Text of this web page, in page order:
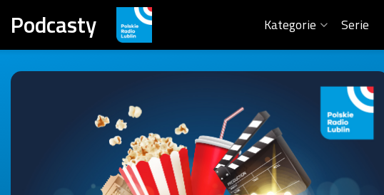
Podcasty Kategorie Serie